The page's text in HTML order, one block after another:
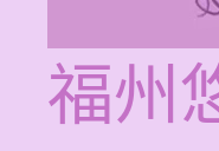
福州